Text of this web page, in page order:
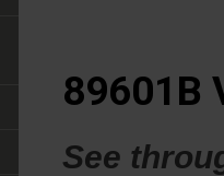
89601B
See